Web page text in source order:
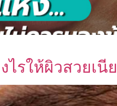
รให้ผิวสวยเ